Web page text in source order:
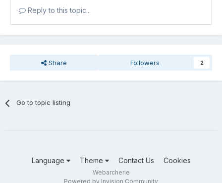
Reply to this topic...
Share Followers 2
Go to topic listing
Language Theme Contact Us Cookies
Webarcherie
Powered by Invision Community